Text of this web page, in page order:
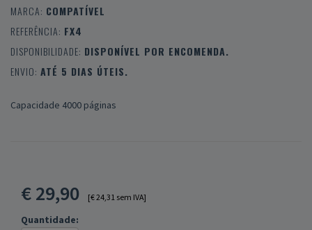
MARCA: COMPATÍVEL
REFERÊNCIA: FX4
DISPONIBILIDADE: DISPONÍVEL POR ENCOMENDA.
ENVIO: ATÉ 5 DIAS ÚTEIS.
Capacidade 4000 páginas
€29,90 [€ 24,31 sem IVA]
Quantidade: